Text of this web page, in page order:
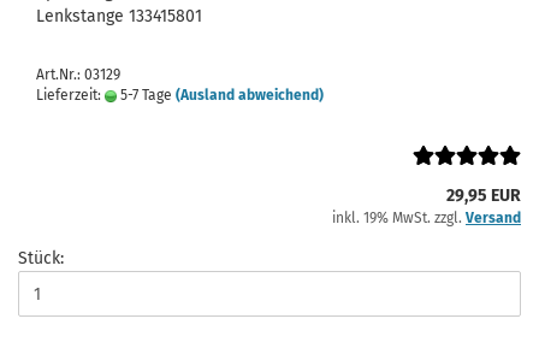
Lenkstange 133415801
Art.Nr.: 03129
Lieferzeit:
5-7 Tage (Ausland abweichend)
29,95 EUR
inkl. 19% MwSt. zzgl. Versand
Stück: